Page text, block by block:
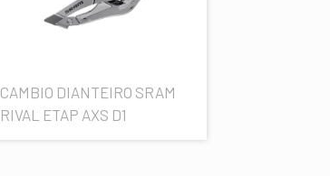
CAMBIO DIANTEIRO SRAM
RIVAL ETAP AXS D1